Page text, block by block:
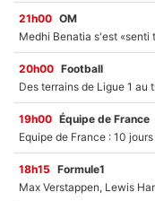
21h00 OM
20h00 Football
19h00 Équipe de France
18h15 Formule1